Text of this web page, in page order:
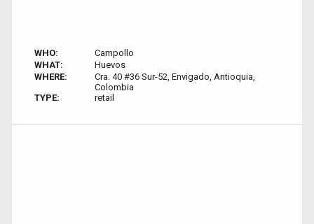
WHO:
Campollo
WHAT:
Huevos
WHERE:
Cra. 40 #36 Sur-52, Envigado, Antioquia,
Colombia
TYPE:
retail